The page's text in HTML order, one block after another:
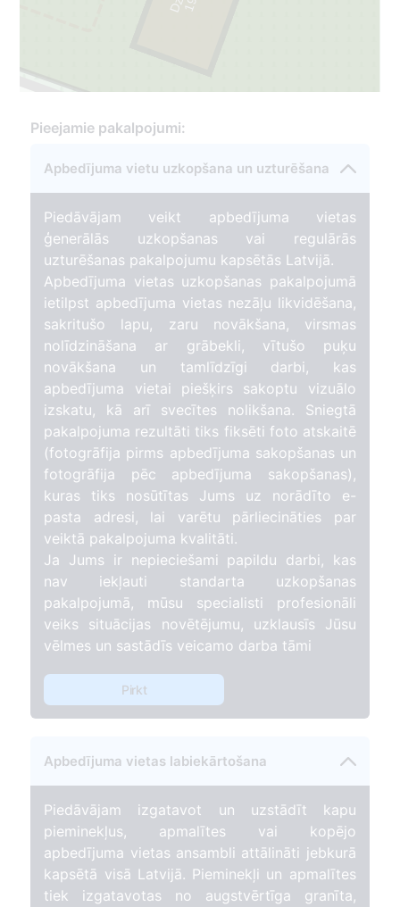
1
9
3
3
-
2
0
2
Pieejamie pakalpojumi:
Apbedījuma vietu uzkopšana un uzturēšana
Piedāvājam veikt apbedījuma vietas
ģenerālās uzkopšanas vai regulārās
uzturēšanas pakalpojumu kapsētās Latvijā.
Apbedījuma vietas uzkopšanas pakalpojumā
ietilpst apbedījuma vietas nezāļu likvidēšana,
sakritušo lapu, zaru novākšana, virsmas
nolīdzināšana ar grābekli, vītušo puķu
novākšana un tamlīdzīgi darbi, kas
apbedījuma vietai piešķirs sakoptu vizuālo
izskatu, kā arī svecītes nolikšana. Sniegtā
pakalpojuma rezultāti tiks fiksēti foto atskaitē
(fotogrāfija pirms apbedījuma sakopšanas un
fotogrāfija pēc apbedījuma sakopšanas),
kuras tiks nosūtītas Jums uz norādīto e-
pasta adresi, lai varētu pārliecināties par
veiktā pakalpojuma kvalitāti.
Ja Jums ir nepieciešami papildu darbi, kas
nav iekļauti standarta uzkopšanas
pakalpojumā, mūsu specialisti profesionāli
veiks situācijas novētējumu, uzklausīs Jūsu
vēlmes un sastādīs veicamo darba tāmi
Pirkt
Apbedījuma vietas labiekārtošana
Piedāvājam izgatavot un uzstādīt kapu
pieminekļus, apmalītes vai kopējo
apbedījuma vietas ansambli attālināti jebkurā
kapsētā visā Latvijā. Pieminekļi un apmalītes
tiek izgatavotas no augstvērtīga granīta,